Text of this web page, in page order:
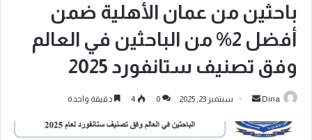
باحثين من عمان الأهلية ضمن
أفضل 2% من الباحثين في العالم
وفق تصنيف ستانفورد 2025
Dina سبتمبر 23, 2025 0
4 دقيقة واحدة